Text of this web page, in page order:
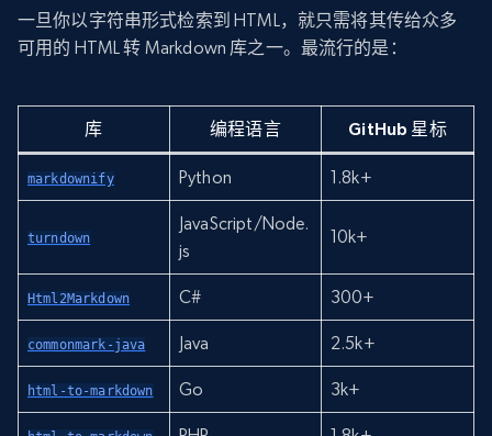
一旦你以字符串形式检索到 HTML，就只需将其传给众多
可用的 HTML 转 Markdown 库之一。最流行的是：
库 编程语言 GitHub 星标
markdownify Python 1.8k+
turndown
JavaScript/Node.
js
10k+
Html2Markdown C# 300+
commonmark-java Java 2.5k+
html-to-markdown Go 3k+